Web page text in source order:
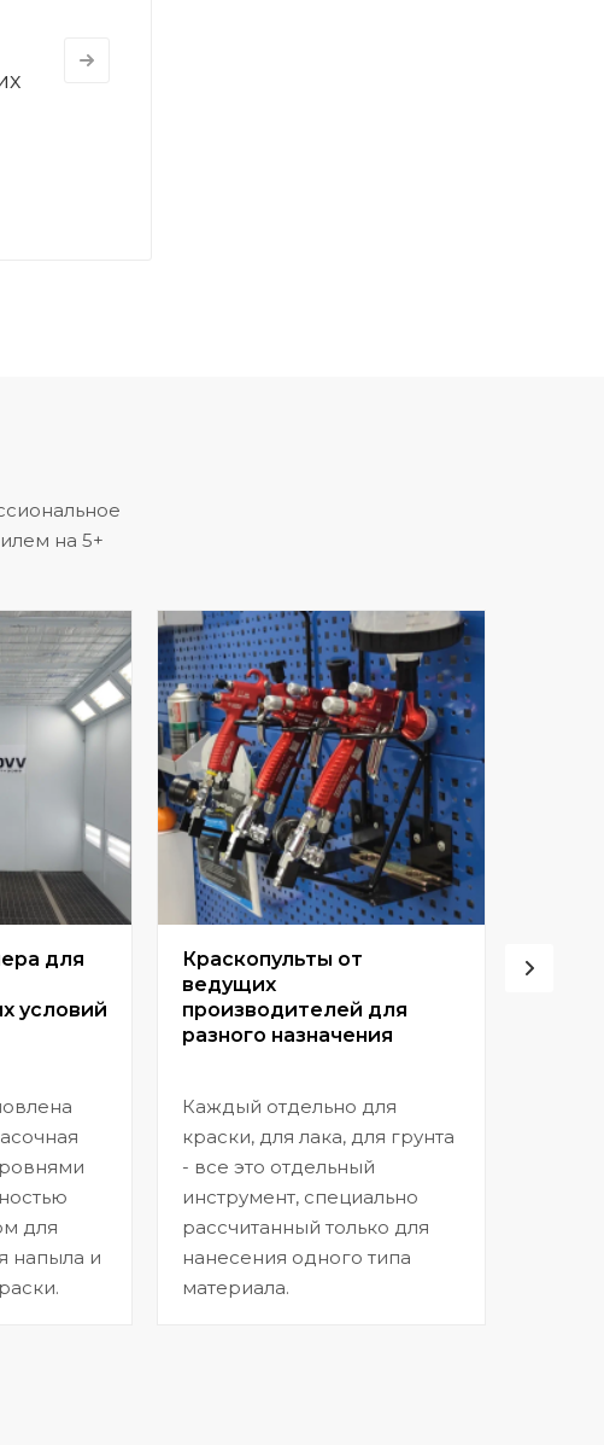
на 5+
для
условий
для
напыла и
Краскопульты от
ведущих
производителей для
разного назначения
Каждый отдельно для
краски, для лака, для грунта
- все это отдельный
инструмент, специально
рассчитанный только для
нанесения одного типа
материала.